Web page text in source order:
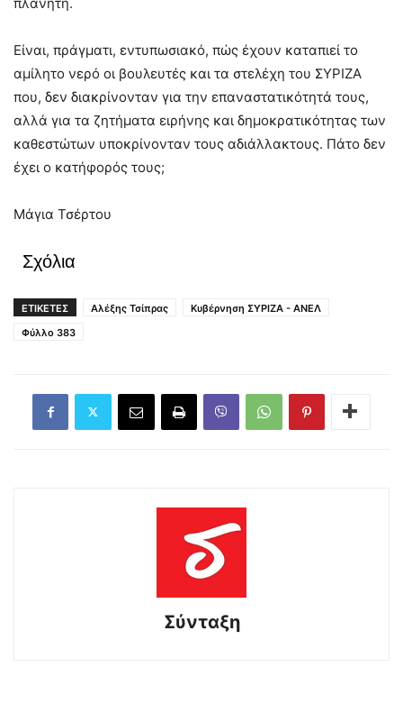
Είναι, πράγματι, εντυπωσιακό, πώς έχουν καταπιεί το
αμίλητο νερό οι βουλευτές και τα στελέχη του ΣΥΡΙΖΑ
που, δεν διακρίνονταν για την επαναστατικότητά τους,
αλλά για τα ζητήματα ειρήνης και δημοκρατικότητας των
καθεστώτων υποκρίνονταν τους αδιάλλακτους. Πάτο δεν
έχει ο κατήφορός τους;
Μάγια Τσέρτου
Σχόλια
ΕΤΙΚΕΤΕΣ Αλέξης Τσίπρας
Κυβέρνηση ΣΥΡΙΖΑ - ΑΝΕΛ
Φύλλο 383
Σύνταξη